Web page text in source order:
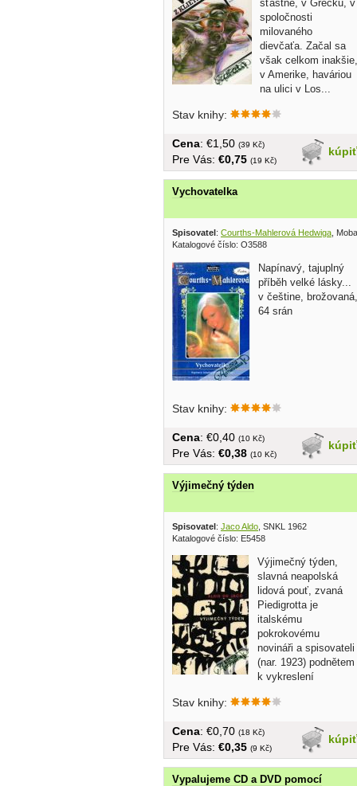
šťastne, v Grécku, v
spoločnosti
milovaného
dievčaťa. Začal sa
však celkom inakšie,
v Amerike, haváriou
na ulici v Los...
Stav knihy:
kúpiť
Cena: €1,50 (39 Kč)
Pre Vás: €0,75 (19 Kč)
Vychovatelka
Spisovatel: Courths-Mahlerová Hedwiga ,
Katalogové číslo: O3588
Napínavý, tajuplný
příběh velké lásky...
v češtine, brožovaná,
64 srán
Stav knihy:
kúpiť
Cena: €0,40 (10 Kč)
Pre Vás: €0,38 (10 Kč)
Výjimečný týden
Spisovatel: Jaco Aldo , SNKL 1962
Katalogové číslo: E5458
Výjimečný týden,
slavná neapolská
lidová pouť, zvaná
Piedigrotta je
italskému
pokrokovému
novináři a spisovateli
(nar. 1923) podnětem
k vykreslení
Stav knihy:
kúpiť
Cena: €0,70 (18 Kč)
Pre Vás: €0,35 (9 Kč)
Vypalujeme CD a DVD pomocí